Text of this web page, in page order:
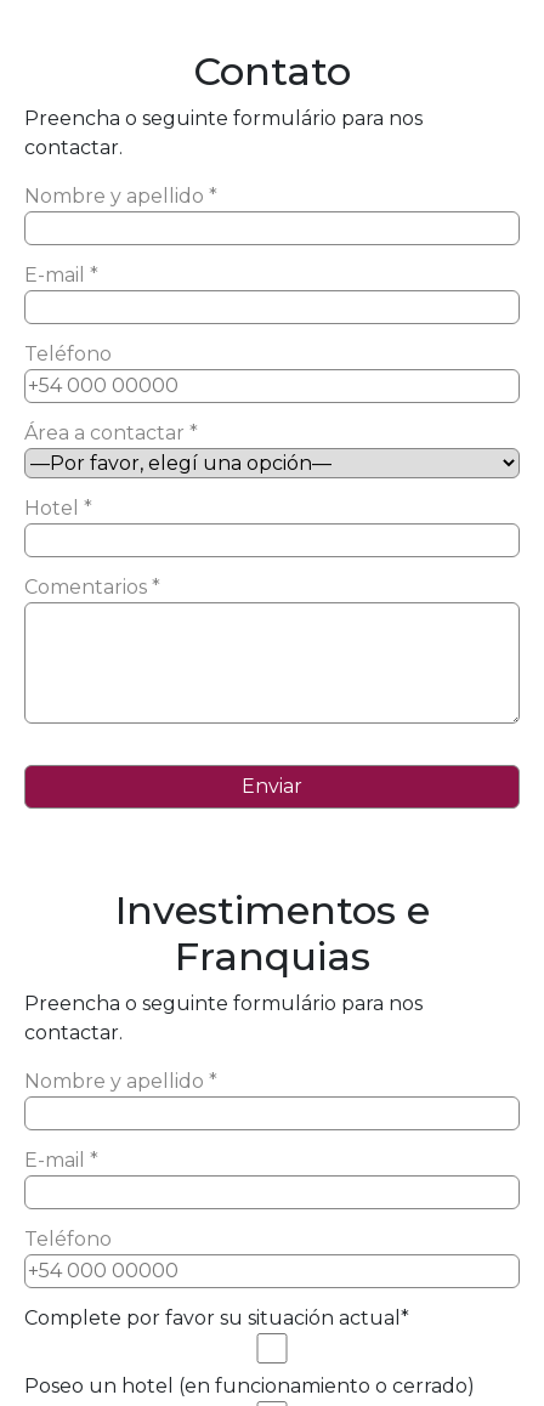
Contato
Preencha o seguinte formulário para nos
contactar.
Nombre y apellido *
E-mail *
Teléfono
Área a contactar *
Hotel *
Comentarios *
Investimentos e
Franquias
Preencha o seguinte formulário para nos
contactar.
Nombre y apellido *
E-mail *
Teléfono
Complete por favor su situación actual*
Poseo un hotel (en funcionamiento o cerrado)